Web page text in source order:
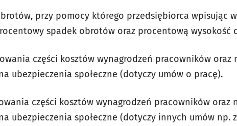
przy pomocy którego przedsiębiorca wpisując
spadek obrotów oraz procentową wysokość
części kosztów wynagrodzeń pracowników oraz
ubezpieczenia społeczne (dotyczy umów o pracę).
części kosztów wynagrodzeń pracowników oraz
ubezpieczenia społeczne (dotyczy innych umów np.